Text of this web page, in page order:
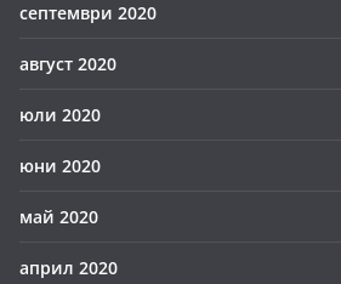
септември 2020
август 2020
юли 2020
юни 2020
май 2020
април 2020